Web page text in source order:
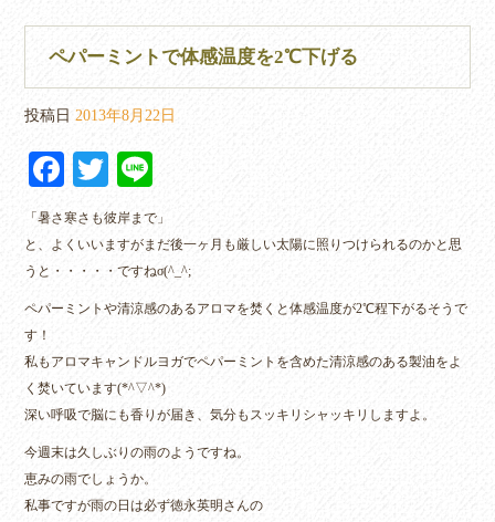
ペパーミントで体感温度を2℃下げる
投稿日 2013年8月22日
Fa
ce
bo
ok
T
wi
tte
r
ne
「暑さ寒さも彼岸まで」
と、よくいいますがまだ後一ヶ月も厳しい太陽に照りつけられるのかと思
うと・・・・・ですねσ(^_^;
ペパーミントや清涼感のあるアロマを焚くと体感温度が2℃程下がるそうで
す！
私もアロマキャンドルヨガでペパーミントを含めた清涼感のある製油をよ
く焚いています(*^▽^*)
深い呼吸で脳にも香りが届き、気分もスッキリシャッキリしますよ。
今週末は久しぶりの雨のようですね。
恵みの雨でしょうか。
私事ですが雨の日は必ず徳永英明さんの